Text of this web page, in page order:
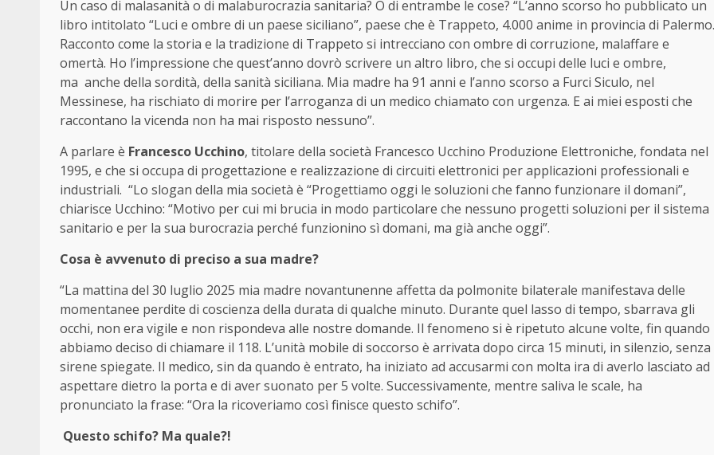
Un caso di malasanità o di malaburocrazia sanitaria? O di entrambe le cose? “L’anno scorso ho pubblicato un
libro intitolato “Luci e ombre di un paese siciliano”, paese che è Trappeto, 4.000 anime in provincia di Palermo.
Racconto come la storia e la tradizione di Trappeto si intrecciano con ombre di corruzione, malaffare e
omertà. Ho l’impressione che quest’anno dovrò scrivere un altro libro, che si occupi delle luci e ombre,
ma anche della sordità, della sanità siciliana. Mia madre ha 91 anni e l’anno scorso a Furci Siculo, nel
Messinese, ha rischiato di morire per l’arroganza di un medico chiamato con urgenza. E ai miei esposti che
raccontano la vicenda non ha mai risposto nessuno”.
A parlare è Francesco Ucchino, titolare della società Francesco Ucchino Produzione Elettroniche, fondata nel
1995, e che si occupa di progettazione e realizzazione di circuiti elettronici per applicazioni professionali e
industriali. “Lo slogan della mia società è “Progettiamo oggi le soluzioni che fanno funzionare il domani”,
chiarisce Ucchino: “Motivo per cui mi brucia in modo particolare che nessuno progetti soluzioni per il sistema
sanitario e per la sua burocrazia perché funzionino sì domani, ma già anche oggi”.
Cosa è avvenuto di preciso a sua madre?
“La mattina del 30 luglio 2025 mia madre novantunenne affetta da polmonite bilaterale manifestava delle
momentanee perdite di coscienza della durata di qualche minuto. Durante quel lasso di tempo, sbarrava gli
occhi, non era vigile e non rispondeva alle nostre domande. Il fenomeno si è ripetuto alcune volte, fin quando
abbiamo deciso di chiamare il 118. L’unità mobile di soccorso è arrivata dopo circa 15 minuti, in silenzio, senza
sirene spiegate. Il medico, sin da quando è entrato, ha iniziato ad accusarmi con molta ira di averlo lasciato ad
aspettare dietro la porta e di aver suonato per 5 volte. Successivamente, mentre saliva le scale, ha
pronunciato la frase: “Ora la ricoveriamo così finisce questo schifo”.
Questo schifo? Ma quale?!